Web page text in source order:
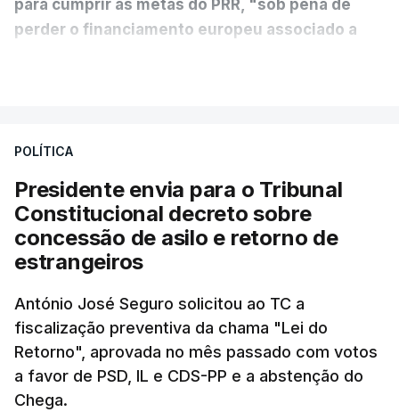
para cumprir as metas do PRR, "sob pena de
perder o financiamento europeu associado a
sistema mais simples, mais justo e transparente".
"Sempre que seja possível reduzir burocracias,
eliminar sobreposições e garantir que os apoios
chegam a quem mais necessita, estaremos a dar
um passo na direção certa", argumenta o
Presidente da República.
Assegurar que "ninguém é
prejudicado"
POLÍTICA
Presidente envia para o Tribunal
Constitucional decreto sobre
concessão de asilo e retorno de
estrangeiros
António José Seguro solicitou ao TC a
fiscalização preventiva da chama "Lei do
Retorno", aprovada no mês passado com votos
a favor de PSD, IL e CDS-PP e a abstenção do
Chega.